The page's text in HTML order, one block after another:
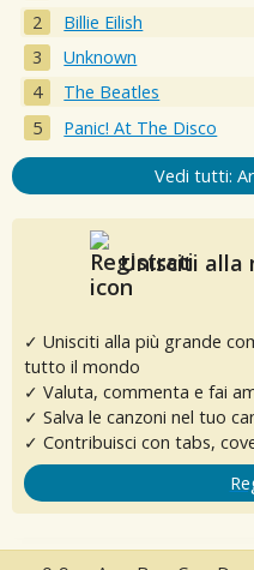
Billie Eilish
Unknown
The Beatles
Panic! At The Disco
Vedi tutti:
Unisciti alla
✓ Unisciti alla più grande
tutto il mondo
✓ Valuta, commenta e fai
✓ Salva le canzoni nel tuo
✓ Contribuisci con tabs,